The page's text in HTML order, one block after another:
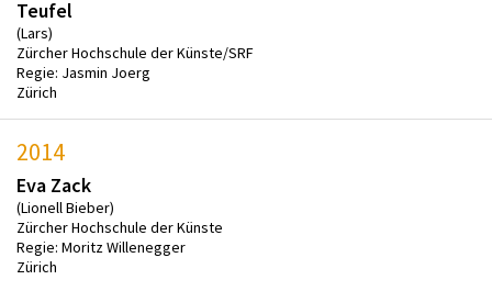
Teufel
(Lars)
Zürcher Hochschule der Künste/SRF
Regie: Jasmin Joerg
Zürich
2014
Eva Zack
(Lionell Bieber)
Zürcher Hochschule der Künste
Regie: Moritz Willenegger
Zürich